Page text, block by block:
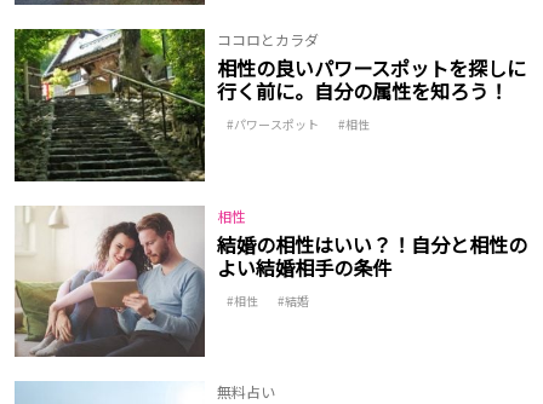
ココロとカラダ
相性の良いパワースポットを探しに
行く前に。自分の属性を知ろう！
パワースポット 相性
相性
結婚の相性はいい？！自分と相性の
よい結婚相手の条件
相性 結婚
無料占い